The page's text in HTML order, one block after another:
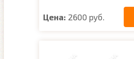
Цена: 2600 руб.